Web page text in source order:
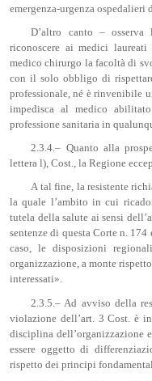
emergenza-urgenza ospedalieri
D’altro canto –
riconoscere ai medici
medico chirurgo la facoltà di
con il solo obbligo di
professionale, né è rinvenibile
impedisca al medico
professione sanitaria in
2.3.4.– Quanto alla
lettera l), Cost., la Regione
A tal fine, la resistente
la quale l’ambito in cui
tutela della salute ai sensi
sentenze di questa Corte n.
caso, le disposizioni
organizzazione, a monte
interessati».
2.3.5.– Ad avviso della
violazione dell’art. 3 Cost. è
disciplina dell’organizzazione
essere oggetto di
rispetto dei principi